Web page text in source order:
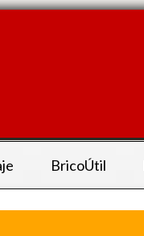
BricoÚtil